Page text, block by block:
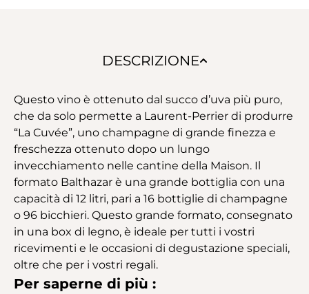
DESCRIZIONE
Questo vino è ottenuto dal succo d’uva più puro,
che da solo permette a Laurent-Perrier di produrre
“La Cuvée”, uno champagne di grande finezza e
freschezza ottenuto dopo un lungo
invecchiamento nelle cantine della Maison. Il
formato Balthazar è una grande bottiglia con una
capacità di 12 litri, pari a 16 bottiglie di champagne
o 96 bicchieri. Questo grande formato, consegnato
in una box di legno, è ideale per tutti i vostri
ricevimenti e le occasioni di degustazione speciali,
oltre che per i vostri regali.
Per saperne di più :